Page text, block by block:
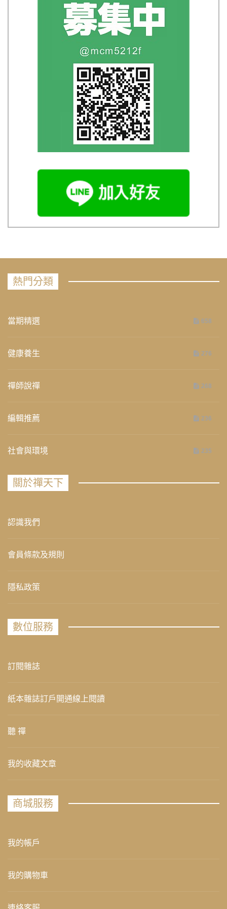
熱門分類
當期精選 658
健康養生 276
禪師說禪 268
編輯推薦 236
社會與環境 235
關於禪天下
認識我們
會員條款及規則
隱私政策
數位服務
訂閱雜誌
紙本雜誌訂戶開通線上閱讀
聽 禪
我的收藏文章
商城服務
我的帳戶
我的購物車